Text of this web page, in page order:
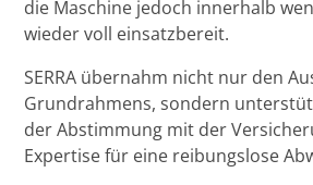
die Maschine jedoch innerhalb
wieder voll einsatzbereit.
SERRA übernahm nicht nur den
Grundrahmens, sondern
der Abstimmung mit der
Expertise für eine reibungslose